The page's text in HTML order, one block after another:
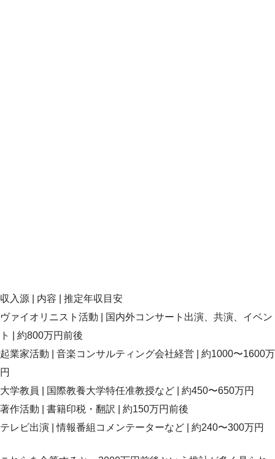
収入源 | 内容 | 推定年収目安
ヴァイオリニスト活動 | 国内外コンサート出演、共演、イベン
ト | 約800万円前後
起業家活動 | 音楽コンサルティング会社経営 | 約1000〜1600万
円
大学教員 | 国際教養大学特任准教授など | 約450〜650万円
著作活動 | 書籍印税・翻訳 | 約150万円前後
テレビ出演 | 情報番組コメンテーターなど | 約240〜300万円